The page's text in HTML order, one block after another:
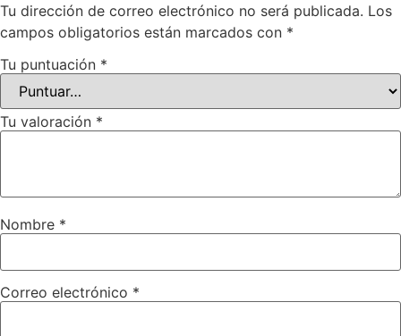
Tu dirección de correo electrónico no será publicada. Los
campos obligatorios están marcados con *
Tu puntuación *
Tu valoración *
Nombre *
Correo electrónico *